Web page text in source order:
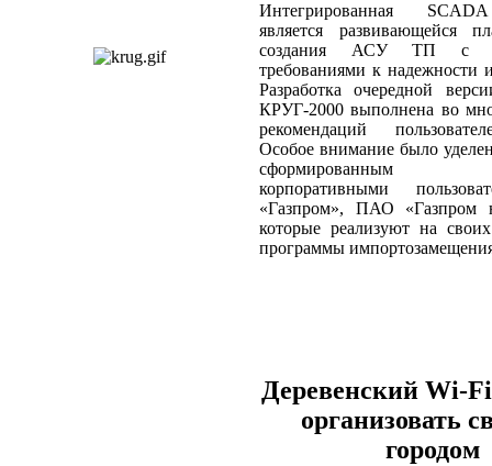
Интегрированная
является развивающейся
создания АСУ ТП с
требованиями к надежности
Разработка очередной
КРУГ‑2000 выполнена во
рекомендаций
Особое внимание было
сформированным
корпоративными
«Газпром», ПАО «Газпром
которые реализуют на
программы
Деревенский Wi-
организовать
городом